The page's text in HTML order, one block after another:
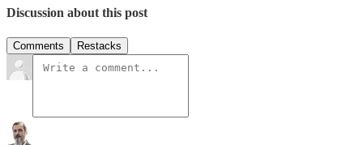
Discussion about this post
Comments Restacks